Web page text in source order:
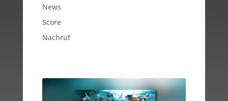
News
Score
Nachruf